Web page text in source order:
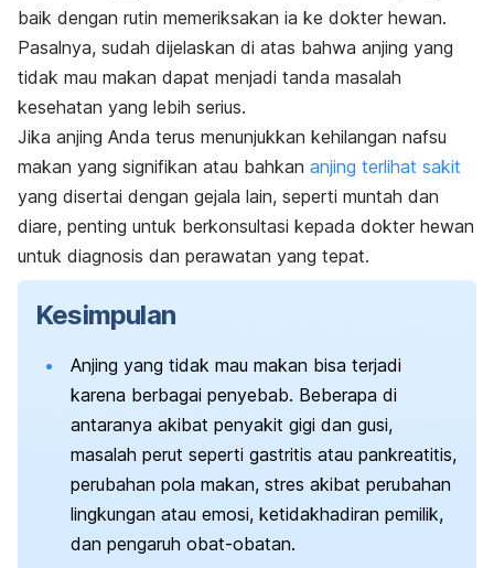
baik dengan rutin memeriksakan ia ke dokter hewan.
Pasalnya, sudah dijelaskan di atas bahwa anjing yang
tidak mau makan dapat menjadi tanda masalah
kesehatan yang lebih serius.
Jika anjing Anda terus menunjukkan kehilangan nafsu
makan yang signifikan atau bahkan anjing terlihat sakit
yang disertai dengan gejala lain, seperti muntah dan
diare, penting untuk berkonsultasi kepada dokter hewan
untuk diagnosis dan perawatan yang tepat.
Kesimpulan
Anjing yang tidak mau makan bisa terjadi
karena berbagai penyebab. Beberapa di
antaranya akibat penyakit gigi dan gusi,
masalah perut seperti gastritis atau pankreatitis,
perubahan pola makan, stres akibat perubahan
lingkungan atau emosi, ketidakhadiran pemilik,
dan pengaruh obat-obatan.